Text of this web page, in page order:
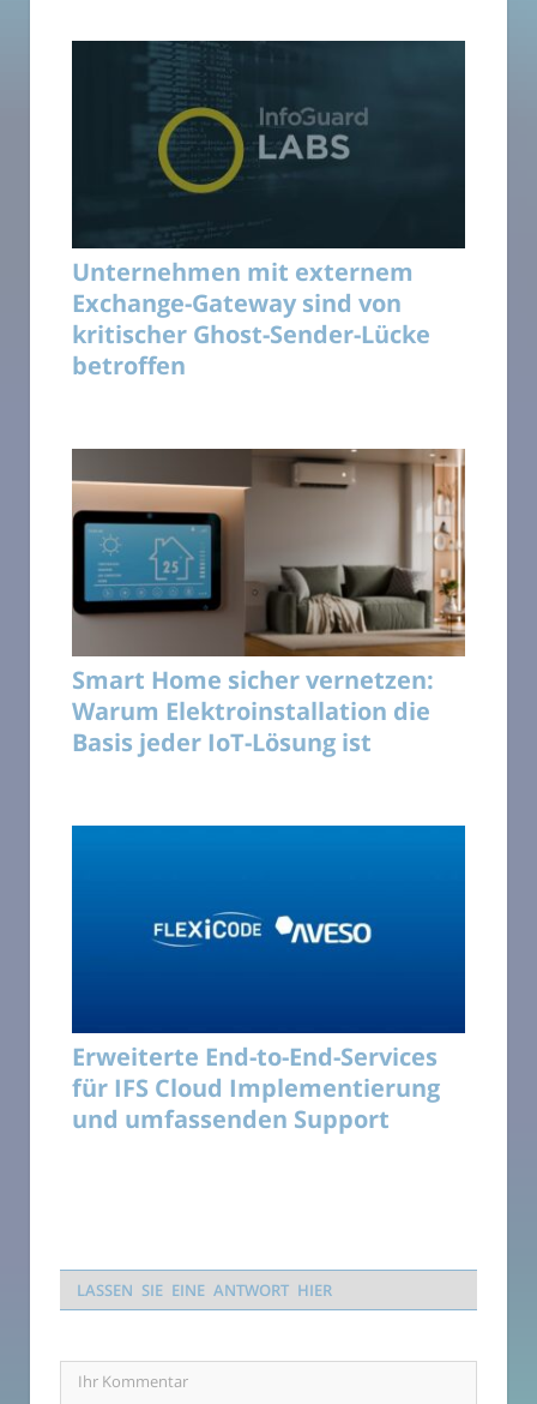
Unternehmen mit externem
Exchange-Gateway sind von
kritischer Ghost-Sender-Lücke
betroffen
Smart Home sicher vernetzen:
Warum Elektroinstallation die
Basis jeder IoT-Lösung ist
Erweiterte End-to-End-Services
für IFS Cloud Implementierung
und umfassenden Support
LASSEN SIE EINE ANTWORT HIER